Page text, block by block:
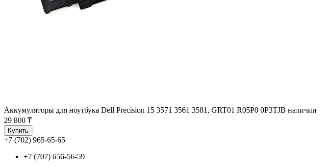
Аккумуляторы для ноутбука Dell Precision 15 3571 3561 3581, GRT01 R05P0 0P3TJВ наличии
29 800 ₸
Купить
+7 (702) 965-65-65
+7 (707) 656-56-59